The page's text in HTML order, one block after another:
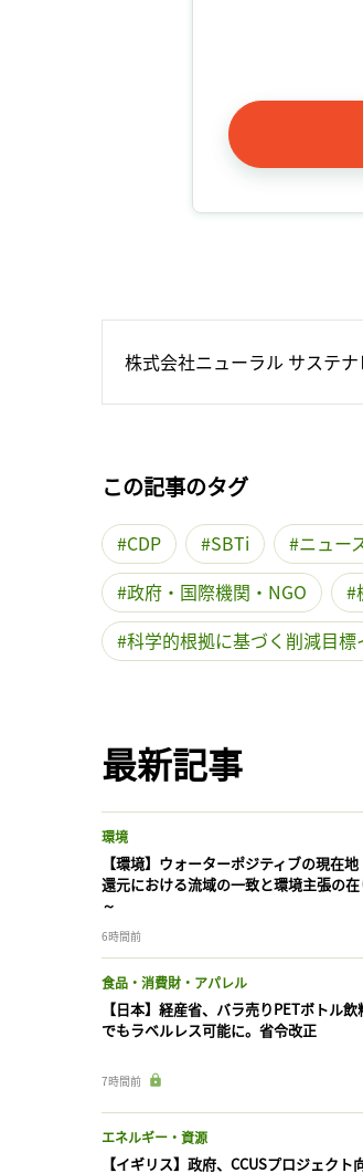
株式会社ニューラル サステ
この記事のタグ
CDP SBTi ニュー
政府・国際機関・NGO
科学的根拠に基づく削減目
最新記事
環境
【環境】ウォーターポジティブの現在地
還元における流域の一致と環境主張の
～
6時間前
食品・消費財・アパレル
【日本】経産省、バラ売りPETボトル
でもラベルレス可能に。省令改正
7時間前
エネルギー・資源
【イギリス】政府、CCUSプロジェクト